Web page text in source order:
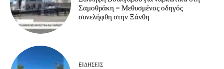
Σαμοθράκη – Μεθυσμένος οδηγός
συνελήφθη στην Ξάνθη
EΙΔΗΣΕΙΣ